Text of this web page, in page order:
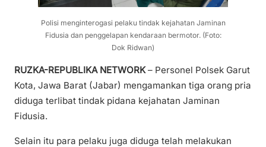
Polisi menginterogasi pelaku tindak kejahatan Jaminan
Fidusia dan penggelapan kendaraan bermotor. (Foto:
Dok Ridwan)
RUZKA-REPUBLIKA NETWORK– Personel Polsek Garut
Kota, Jawa Barat (Jabar) mengamankan tiga orang pria
diduga terlibat tindak pidana kejahatan Jaminan
Fidusia.
Selain itu para pelaku juga diduga telah melakukan